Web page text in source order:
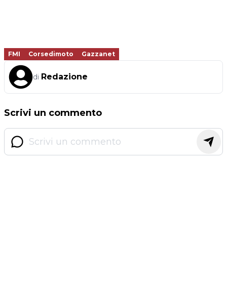
FMI Corsedimoto Gazzanet
di Redazione
Scrivi un commento